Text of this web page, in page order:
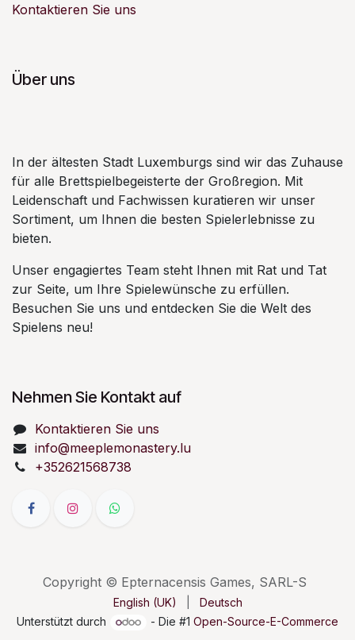
Kontaktieren Sie uns
Über uns
In der ältesten Stadt Luxemburgs sind wir das Zuhause
für alle Brettspielbegeisterte der Großregion. Mit
Leidenschaft und Fachwissen kuratieren wir unser
Sortiment, um Ihnen die besten Spielerlebnisse zu
bieten.
Unser engagiertes Team steht Ihnen mit Rat und Tat
zur Seite, um Ihre Spielewünsche zu erfüllen.
Besuchen Sie uns und entdecken Sie die Welt des
Spielens neu!
Nehmen Sie Kontakt auf
Kontaktieren Sie uns
info@meeplemonastery.lu
+352621568738
Copyright © Epternacensis Games, SARL-S
English (UK)
Deutsch
Unterstützt durch
- Die #1Open-Source-E-Commerce